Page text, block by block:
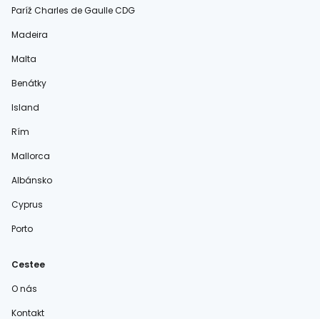
Paríž Charles de Gaulle CDG
Madeira
Malta
Benátky
Island
Rím
Mallorca
Albánsko
Cyprus
Porto
Cestee
O nás
Kontakt